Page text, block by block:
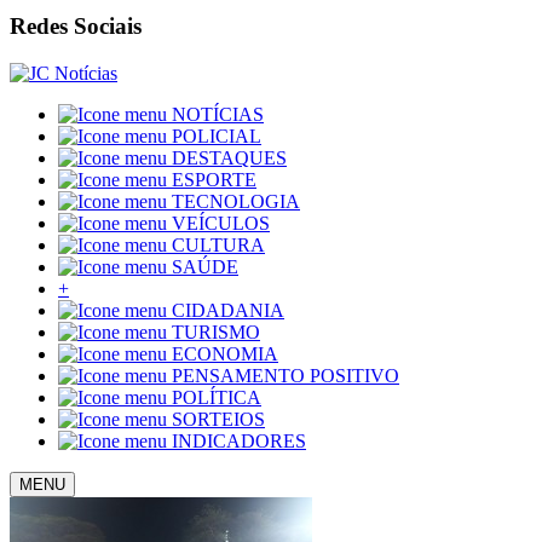
Redes Sociais
NOTÍCIAS
POLICIAL
DESTAQUES
ESPORTE
TECNOLOGIA
VEÍCULOS
CULTURA
SAÚDE
+
CIDADANIA
TURISMO
ECONOMIA
PENSAMENTO POSITIVO
POLÍTICA
SORTEIOS
INDICADORES
MENU